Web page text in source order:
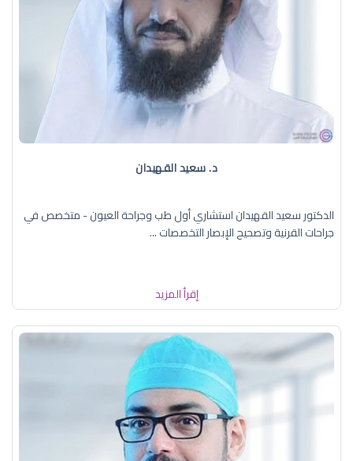
د. سعيد القهيدان
الدكتور سعيد القهيدان استشاري أول طب وجراحة العيون - متخصص في
جراحات القرنية وتصحيح الإبصار التخصصات ...
إقرأ المزيد